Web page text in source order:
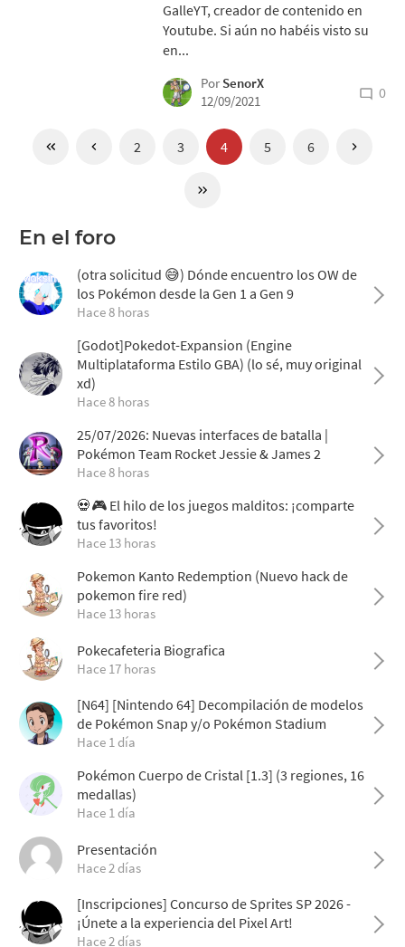
GalleYT, creador de contenido en
Youtube. Si aún no habéis visto su
en...
Por SenorX
12/09/2021
0
2 3 4 5 6
En el foro
(otra solicitud 😅) Dónde encuentro los OW de
los Pokémon desde la Gen 1 a Gen 9
Hace 8 horas
[Godot]Pokedot-Expansion (Engine
Multiplataforma Estilo GBA) (lo sé, muy original
xd)
Hace 8 horas
25/07/2026: Nuevas interfaces de batalla |
Pokémon Team Rocket Jessie & James 2
Hace 8 horas
💀🎮 El hilo de los juegos malditos: ¡comparte
tus favoritos!
Hace 13 horas
Pokemon Kanto Redemption (Nuevo hack de
pokemon fire red)
Hace 13 horas
Pokecafeteria Biografica
Hace 17 horas
[N64] [Nintendo 64] Decompilación de modelos
de Pokémon Snap y/o Pokémon Stadium
Hace 1 día
Pokémon Cuerpo de Cristal [1.3] (3 regiones, 16
medallas)
Hace 1 día
Presentación
Hace 2 días
[Inscripciones] Concurso de Sprites SP 2026 -
¡Únete a la experiencia del Pixel Art!
Hace 2 días